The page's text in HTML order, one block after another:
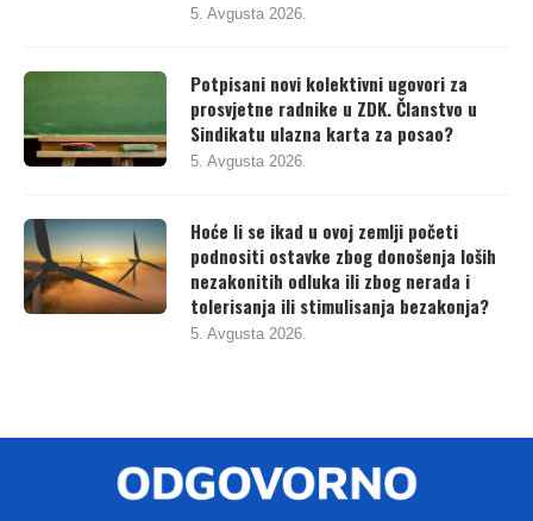
5. Avgusta 2026.
Potpisani novi kolektivni ugovori za
prosvjetne radnike u ZDK. Članstvo u
Sindikatu ulazna karta za posao?
5. Avgusta 2026.
Hoće li se ikad u ovoj zemlji početi
podnositi ostavke zbog donošenja loših
nezakonitih odluka ili zbog nerada i
tolerisanja ili stimulisanja bezakonja?
5. Avgusta 2026.